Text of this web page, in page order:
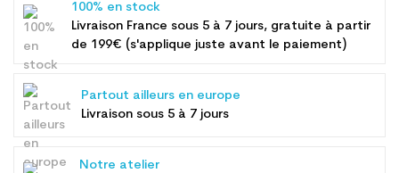
100% en stock
Livraison France sous 5 à 7 jours, gratuite à partir
de 199€ (s'applique juste avant le paiement)
Partout ailleurs en europe
Livraison sous 5 à 7 jours
Notre atelier